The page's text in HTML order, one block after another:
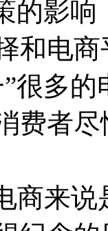
的影
和电
很多
费者
商来说